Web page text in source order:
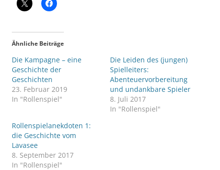
Ähnliche Beiträge
Die Kampagne – eine
Geschichte der
Geschichten
23. Februar 2019
In "Rollenspiel"
Die Leiden des (jungen)
Spielleiters:
Abenteuervorbereitung
und undankbare Spieler
8. Juli 2017
In "Rollenspiel"
Rollenspielanekdoten 1:
die Geschichte vom
Lavasee
8. September 2017
In "Rollenspiel"